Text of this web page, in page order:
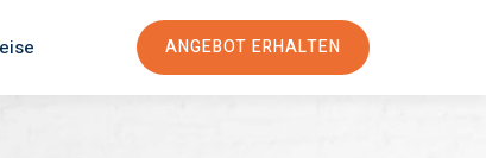
ANGEBOT ERHALTEN